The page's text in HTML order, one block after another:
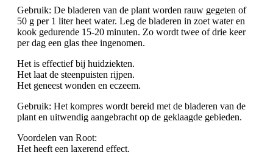
Gebruik: De bladeren van de plant worden rauw gegeten of
50 g per 1 liter heet water. Leg de bladeren in zoet water en
kook gedurende 15-20 minuten. Zo wordt twee of drie keer
per dag een glas thee ingenomen.
Het is effectief bij huidziekten.
Het laat de steenpuisten rijpen.
Het geneest wonden en eczeem.
Gebruik: Het kompres wordt bereid met de bladeren van de
plant en uitwendig aangebracht op de geklaagde gebieden.
Voordelen van Root:
Het heeft een laxerend effect.